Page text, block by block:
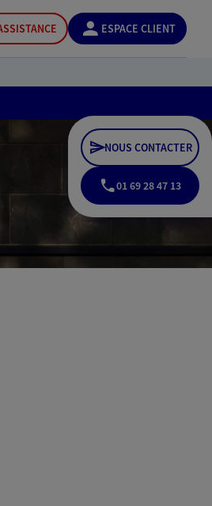
ESPACE CLIENT
NOUS CONTACTER
01 69 28 47 13